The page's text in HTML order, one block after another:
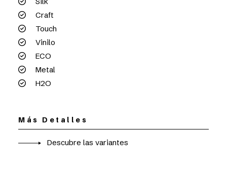
Craft
Touch
Vinilo
ECO
Metal
H2O
Más Detalles
Descubre las variantes